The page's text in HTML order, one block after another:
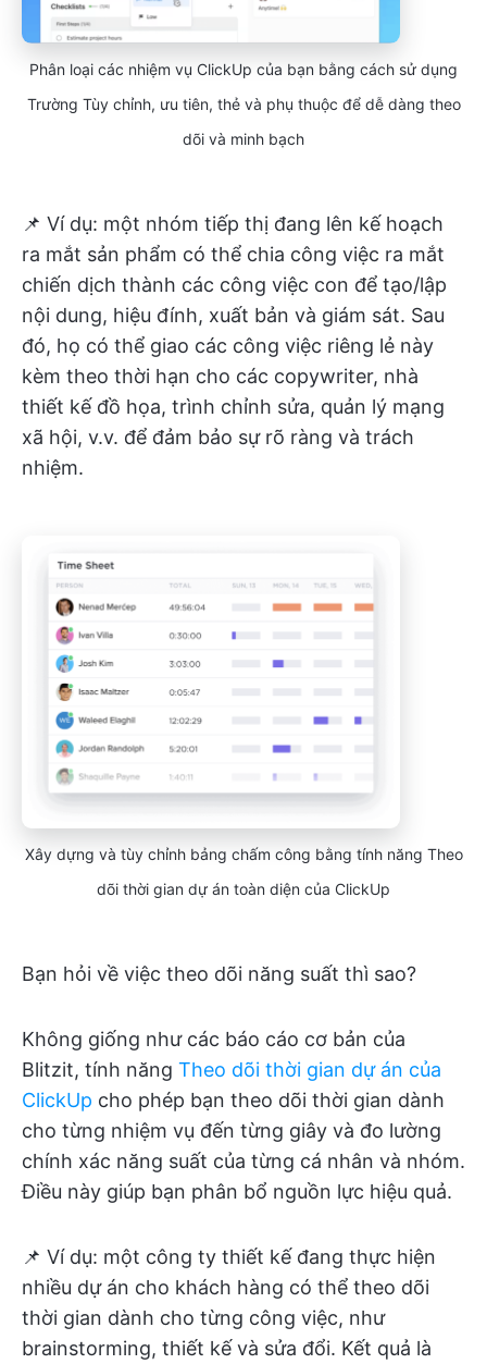
Phân loại các nhiệm vụ ClickUp của bạn bằng cách sử dụng
Trường Tùy chỉnh, ưu tiên, thẻ và phụ thuộc để dễ dàng theo
dõi và minh bạch
📌 Ví dụ: một nhóm tiếp thị đang lên kế hoạch
ra mắt sản phẩm có thể chia công việc ra mắt
chiến dịch thành các công việc con để tạo/lập
nội dung, hiệu đính, xuất bản và giám sát. Sau
đó, họ có thể giao các công việc riêng lẻ này
kèm theo thời hạn cho các copywriter, nhà
thiết kế đồ họa, trình chỉnh sửa, quản lý mạng
xã hội, v.v. để đảm bảo sự rõ ràng và trách
nhiệm.
Xây dựng và tùy chỉnh bảng chấm công bằng tính năng Theo
dõi thời gian dự án toàn diện của ClickUp
Bạn hỏi về việc theo dõi năng suất thì sao?
Không giống như các báo cáo cơ bản của
Blitzit, tính năng Theo dõi thời gian dự án của
ClickUp cho phép bạn theo dõi thời gian dành
cho từng nhiệm vụ đến từng giây và đo lường
chính xác năng suất của từng cá nhân và nhóm.
Điều này giúp bạn phân bổ nguồn lực hiệu quả.
📌 Ví dụ: một công ty thiết kế đang thực hiện
nhiều dự án cho khách hàng có thể theo dõi
thời gian dành cho từng công việc, như
brainstorming, thiết kế và sửa đổi. Kết quả là